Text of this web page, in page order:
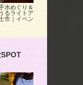
水めぐり＆
るライトア
市｜イベン
ふじのくに田子
なと公園｜富士